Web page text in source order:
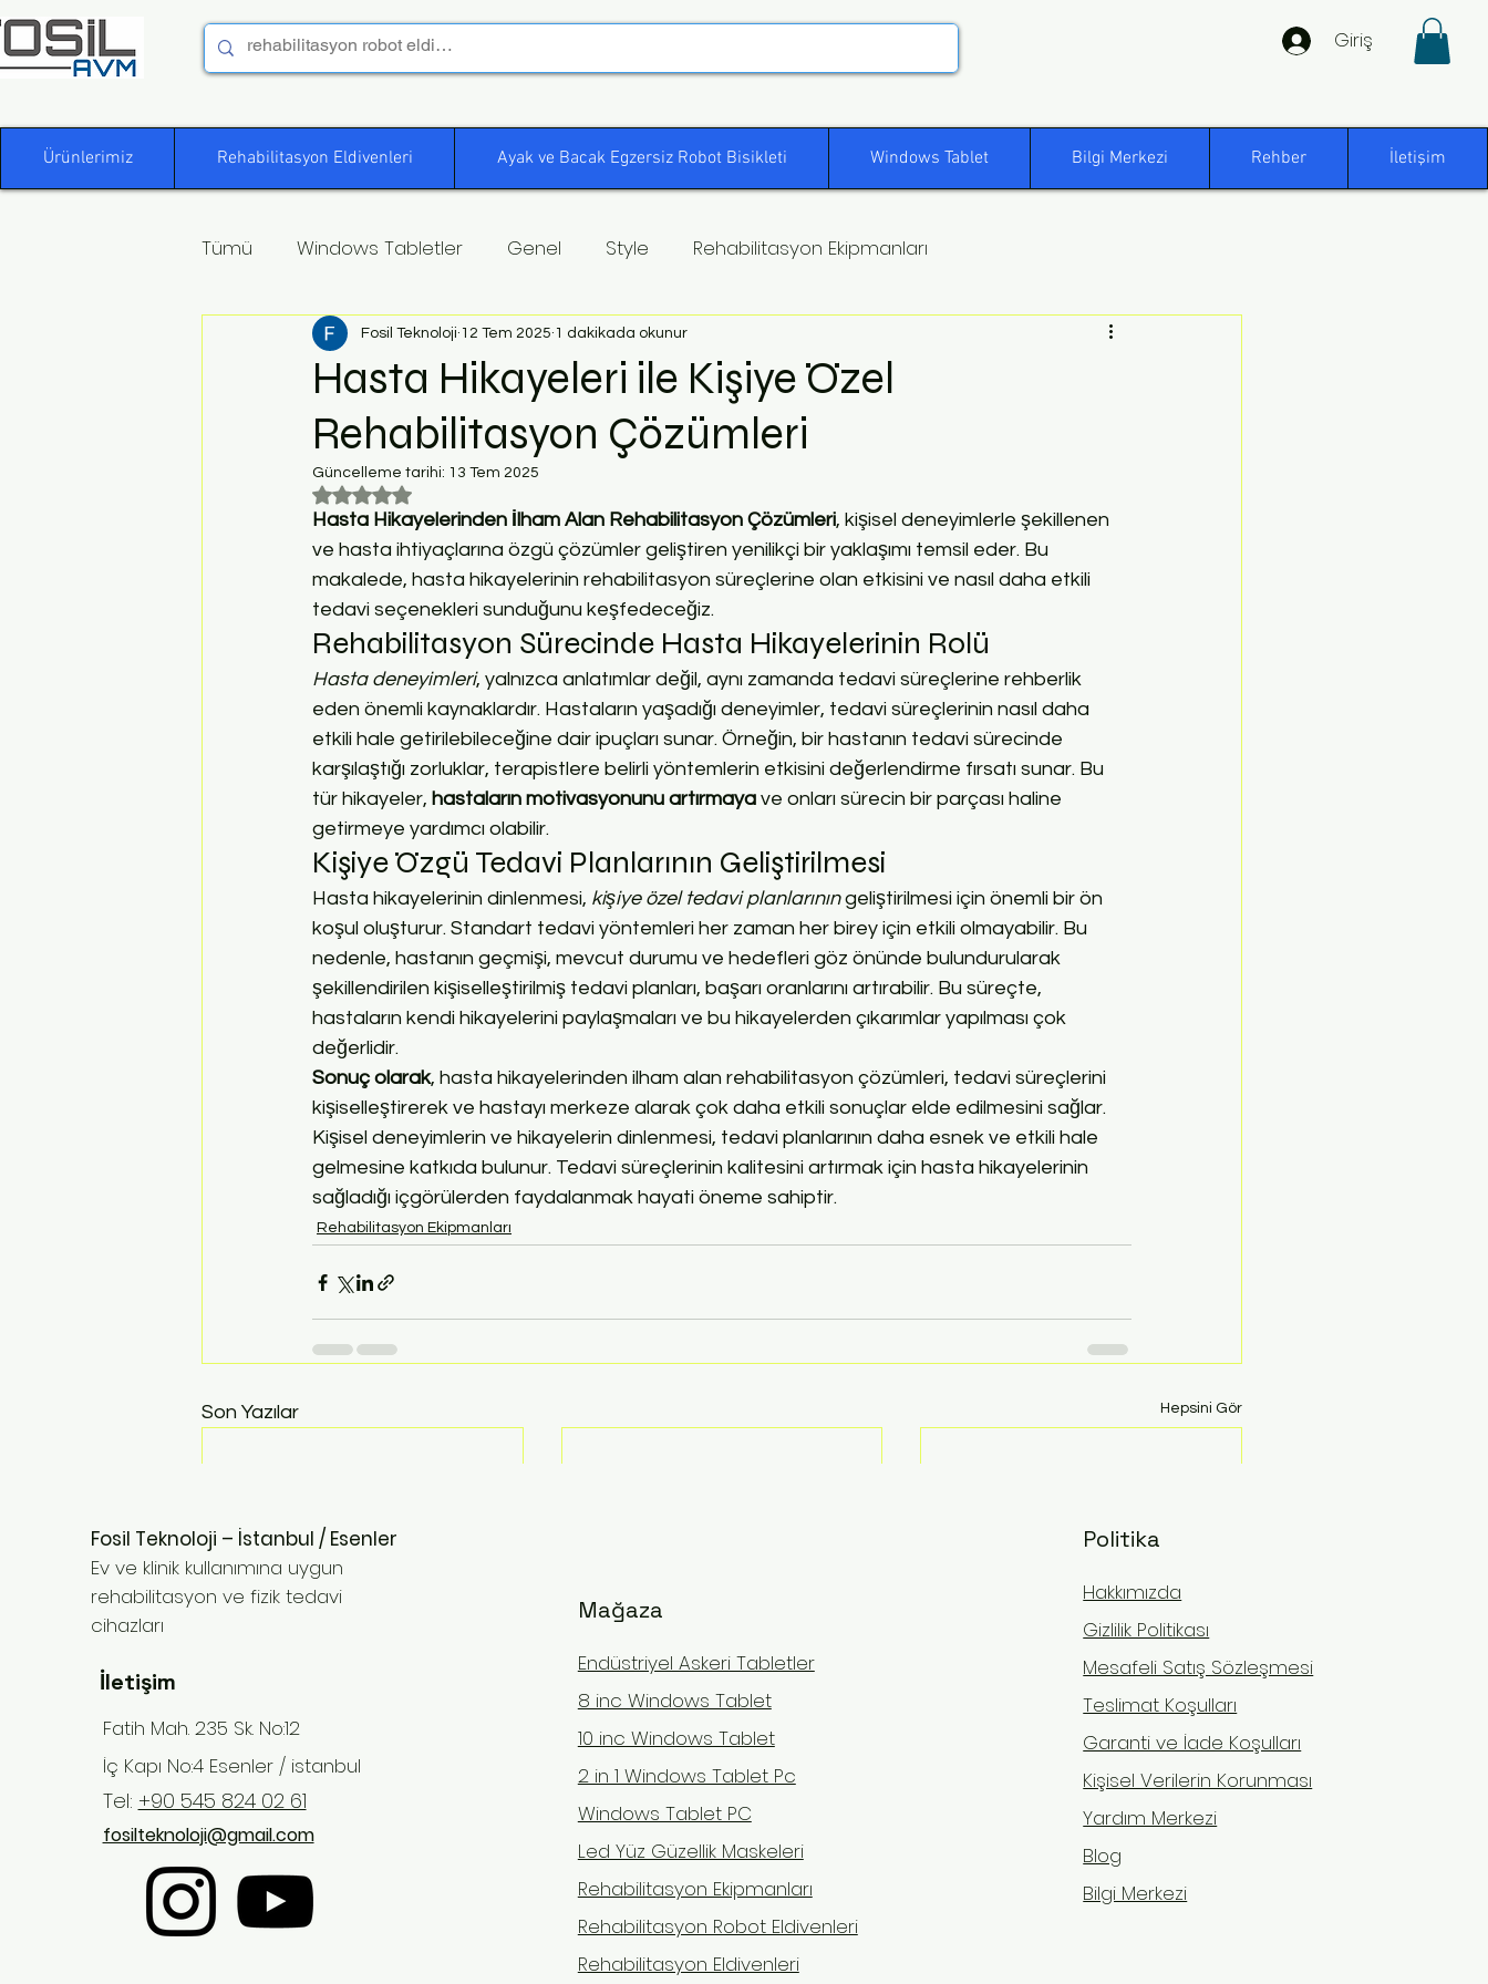
Giriş
Ürünlerimiz Rehabilitasyon Eldivenleri Ayak ve Bacak Egzersiz Robot Bisikleti Windows Tablet Bilgi Merkezi Rehber İletişim
Tümü Windows Tabletler Genel Style Rehabilitasyon Ekipmanları
Hasta Hikayeleri ile Kişiye Özel
Rehabilitasyon Çözümleri
Fosil Teknoloji 12 Tem 2025 1 dakikada okunur
Güncelleme tarihi: 13 Tem 2025
5 üzerinden NaN yıldız
Hasta Hikayelerinden İlham Alan Rehabilitasyon Çözümleri, kişisel deneyimlerle şekillenen
ve hasta ihtiyaçlarına özgü çözümler geliştiren yenilikçi bir yaklaşımı temsil eder. Bu
makalede, hasta hikayelerinin rehabilitasyon süreçlerine olan etkisini ve nasıl daha etkili
tedavi seçenekleri sunduğunu keşfedeceğiz.
Rehabilitasyon Sürecinde Hasta Hikayelerinin Rolü
Hasta deneyimleri, yalnızca anlatımlar değil, aynı zamanda tedavi süreçlerine rehberlik
eden önemli kaynaklardır. Hastaların yaşadığı deneyimler, tedavi süreçlerinin nasıl daha
etkili hale getirilebileceğine dair ipuçları sunar. Örneğin, bir hastanın tedavi sürecinde
karşılaştığı zorluklar, terapistlere belirli yöntemlerin etkisini değerlendirme fırsatı sunar. Bu
tür hikayeler, hastaların motivasyonunu artırmaya ve onları sürecin bir parçası haline
getirmeye yardımcı olabilir.
Kişiye Özgü Tedavi Planlarının Geliştirilmesi
Hasta hikayelerinin dinlenmesi, kişiye özel tedavi planlarının geliştirilmesi için önemli bir ön
koşul oluşturur. Standart tedavi yöntemleri her zaman her birey için etkili olmayabilir. Bu
nedenle, hastanın geçmişi, mevcut durumu ve hedefleri göz önünde bulundurularak
şekillendirilen kişiselleştirilmiş tedavi planları, başarı oranlarını artırabilir. Bu süreçte,
hastaların kendi hikayelerini paylaşmaları ve bu hikayelerden çıkarımlar yapılması çok
değerlidir.
Sonuç olarak, hasta hikayelerinden ilham alan rehabilitasyon çözümleri, tedavi süreçlerini
kişiselleştirerek ve hastayı merkeze alarak çok daha etkili sonuçlar elde edilmesini sağlar.
Kişisel deneyimlerin ve hikayelerin dinlenmesi, tedavi planlarının daha esnek ve etkili hale
gelmesine katkıda bulunur. Tedavi süreçlerinin kalitesini artırmak için hasta hikayelerinin
sağladığı içgörülerden faydalanmak hayati öneme sahiptir.
Rehabilitasyon Ekipmanları
Son Yazılar Hepsini Gör
Whiplash (Kamçı Yaralanması)
Sonrası Boyun
Servikal Traksiyon ve EMS
Cihazlarıyla Evde İyileşme
Rehberi
Bir trafik kazasının ardından
boynunuzda hissettiğiniz
tutukluk, baş dönmesi ve aydan
Charcot-Marie-Tooth
Rehabilitasyon: FES, EMS ve
Denge Cihazlarıyla Evde
Çocukluğunuzdan itibaren
ayağınızda hissettiğiniz tuhaf his
kayıpları, sık burkulmalar ve
giderek belirginleşen kas
Femoroasetabular Sıkışma
Ultrason ve Kalça Egzersiz
Cihazları: Evde Rehabilitasyon
oturduğunuzda kasıkta
5 üzerinden 0 yıldız
Puanlama ekleyin
Fosil Teknoloji – İstanbul / Esenler
Ev ve klinik kullanımına uygun
rehabilitasyon ve fizik tedavi
cihazları
İletişim
Fatih Mah. 235 Sk. No:12
İç Kapı No:4 Esenler / istanbul
Tel: +90 545 824 02 61
fosilteknoloji@gmail.com
Mağaza
Endüstriyel Askeri Tabletler
8 inc Windows Tablet
10 inc Windows Tablet
2 in 1 Windows Tablet Pc
Windows Tablet PC
Led Yüz Güzellik Maskeleri
Rehabilitasyon Ekipmanları
Rehabilitasyon Robot Eldivenleri
Rehabilitasyon Eldivenleri
Politika
Hakkımızda
Gizlilik Politikası
Mesafeli Satış Sözleşmesi
Teslimat Koşulları
Garanti ve İade Koşulları
Kişisel Verilerin Korunması
Yardım Merkezi
Blog
Bilgi Merkezi